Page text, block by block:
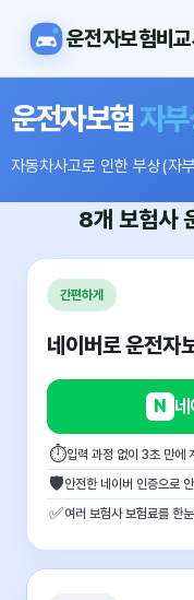
운전자보험비
운전자보험자
자동차사고로 인한 부상(자
8개 보험사
간편하게
네이버로 운전자
N
⏱입력 과정 없이 3초 만에
🛡안전한 네이버 인증으로
✅여러 보험사 보험료를 한